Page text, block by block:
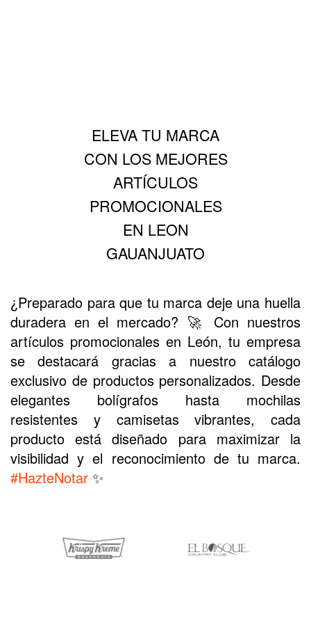
ELEVA TU MARCA
CON LOS MEJORES
ARTÍCULOS
PROMOCIONALES
EN LEON
GAUANJUATO
¿Preparado para que tu marca deje una huella
duradera en el mercado? 🚀 Con nuestros
artículos promocionales en León, tu empresa
se destacará gracias a nuestro catálogo
exclusivo de productos personalizados. Desde
elegantes bolígrafos hasta mochilas
resistentes y camisetas vibrantes, cada
producto está diseñado para maximizar la
visibilidad y el reconocimiento de tu marca.
#HazteNotar ✨